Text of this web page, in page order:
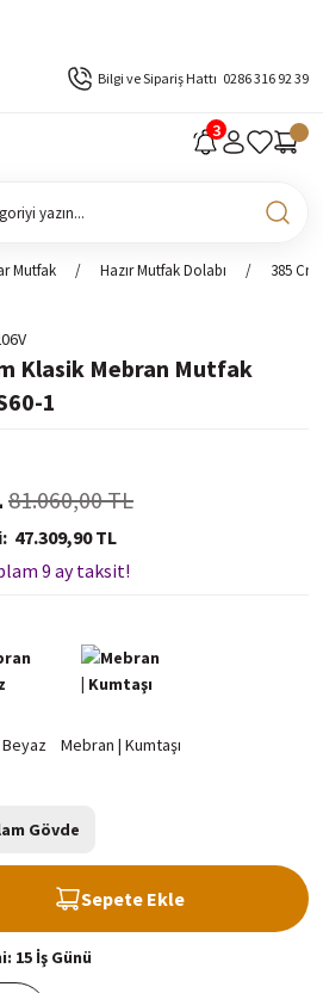
Bilgi ve Sipariş Hattı 0286 316 92 39
Mutfak Hazır Mutfak Dolabı 385 Cm
Klasik Mebran Mutfak
1
81.060,00 TL
47.309,90 TL
9 ay taksit!
Gövde
Sepete Ekle
15 İş Günü